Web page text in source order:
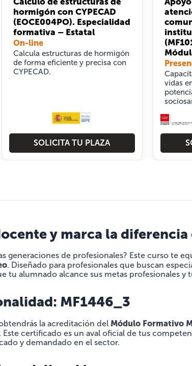
hormigón con CYPECAD
(EOCE004PO). Especialidad
formativa – Estatal
On-line
Calcula estructuras de hormigón
de forma eficiente y precisa con
CYPECAD.
SOLICITA TU PLAZA
vidas
y marca la
generaciones de profesionales? Este curso te
. Diseñado para profesionales que buscan
tu alumnado alcance sus metas profesionales y
MF1446_3
la acreditación del Módulo Formativo
. Este certificado es un aval oficial de tus
y demandado en el sector.